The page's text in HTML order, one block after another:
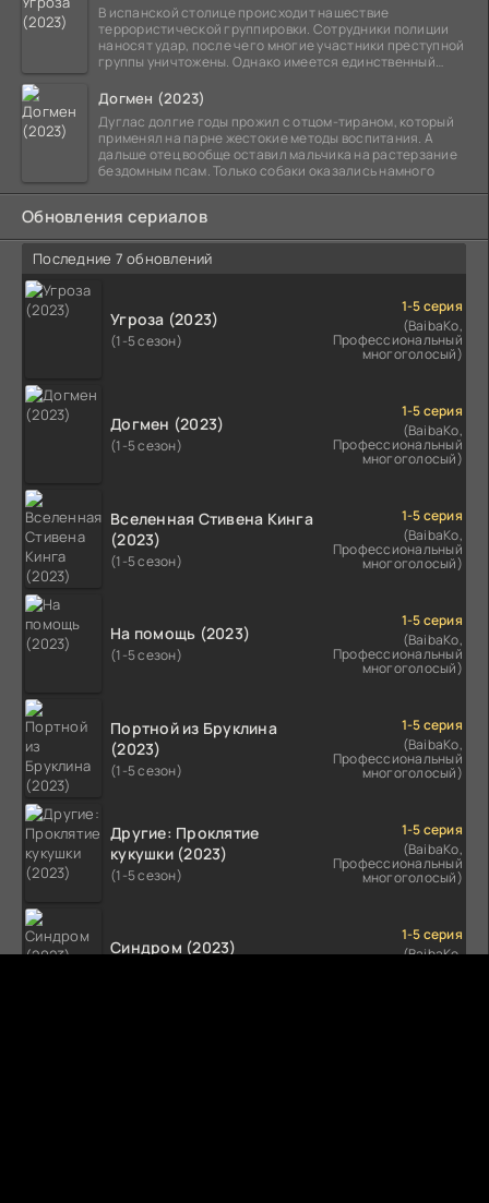
В испанской столице происходит нашествие
террористической группировки. Сотрудники полиции
наносят удар, после чего многие участники преступной
группы уничтожены. Однако имеется единственный
Догмен (2023)
Дуглас долгие годы прожил с отцом-тираном, который
применял на парне жестокие методы воспитания. А
дальше отец вообще оставил мальчика на растерзание
бездомным псам. Только собаки оказались намного
Обновления сериалов
Последние 7 обновлений
Угроза (2023)
(1-5 сезон)
1-5 серия
(BaibaKo,
Профессиональный
многоголосый)
Догмен (2023)
(1-5 сезон)
1-5 серия
(BaibaKo,
Профессиональный
многоголосый)
Вселенная Стивена Кинга
(2023)
(1-5 сезон)
1-5 серия
(BaibaKo,
Профессиональный
многоголосый)
На помощь (2023)
(1-5 сезон)
1-5 серия
(BaibaKo,
Профессиональный
многоголосый)
Портной из Бруклина
(2023)
(1-5 сезон)
1-5 серия
(BaibaKo,
Профессиональный
многоголосый)
Другие: Проклятие
кукушки (2023)
(1-5 сезон)
1-5 серия
(BaibaKo,
Профессиональный
многоголосый)
Синдром (2023)
1-5 серия
(BaibaKo,